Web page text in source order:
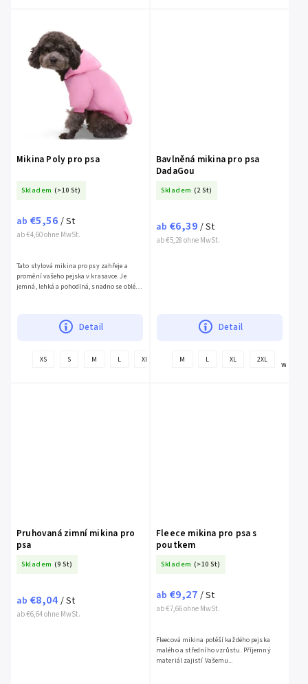
Mikina Poly pro psa
Skladem (>10 St)
ab €4,60 ohne MwSt.
ab €5,56 / St
Detail
Tato stylová mikina pro psy zahřeje a
promění vašeho pejska v krasavce. Je
jemná, lehká a pohodlná, snadno se obléká
XS S M L XL
+
weitere
Bavlněná mikina pro psa
DadaGou
Skladem (2 St)
ab €5,28 ohne MwSt.
ab €6,39 / St
Detail
M L XL 2XL
weitere
Pruhovaná zimní mikina pro
psa
Skladem (9 St)
ab €6,64 ohne MwSt.
ab €8,04/ St
Fleece mikina pro psa s
poutkem
Skladem (>10 St)
ab €7,66 ohne MwSt.
ab €9,27 / St
Fleecová mikina potěší každého pejska
malého a středního vzrůstu. Příjemný
materiál zajistí Vašemu...